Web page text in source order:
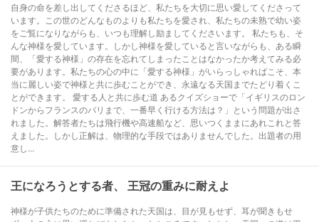
自身の命を差し出してくださるほど、私たちを大切に思い愛してくださって
います。この世のどんなものよりも私たちを愛され、私たちの未熟で幼い姿
をご覧になりながらも、いつも理解し励ましてくださいます。 私たちも、そ
んな神様を愛しています。しかし神様を愛していると言いながらも、ある瞬
間、「愛する神様」の存在を忘れてしまったことはなかったか考えてみる必
要があります。私たちの心の中に「愛する神様」がいらっしゃればこそ、本
当に麗しい姿で神様と共に歩むことができ、永遠なる天国までたどり着くこ
とができます。 愛する人と共に歩む道 あるクイズショーで「イギリスのロン
ドンからフランスのパリまで、一番早く行ける方法は？」という問題が出さ
れました。解答者たちは飛行機や高速船など、思いつくままにあれこれと答
えました。しかし正解は、物理的な手段ではありませんでした。出題者の用
意し...
王になろうとする者、 王冠の重みに耐えよ
神様が子供たちのために準備された天国は、目が見もせず、耳が聞きもせ